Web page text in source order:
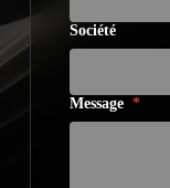
Société
Message *